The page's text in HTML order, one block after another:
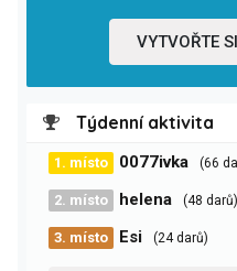
VYTVOŘTE
Týdenní aktivita
1. místo 0077ivka (66
2. místo helena (48 darů)
3. místo Esi (24 darů)